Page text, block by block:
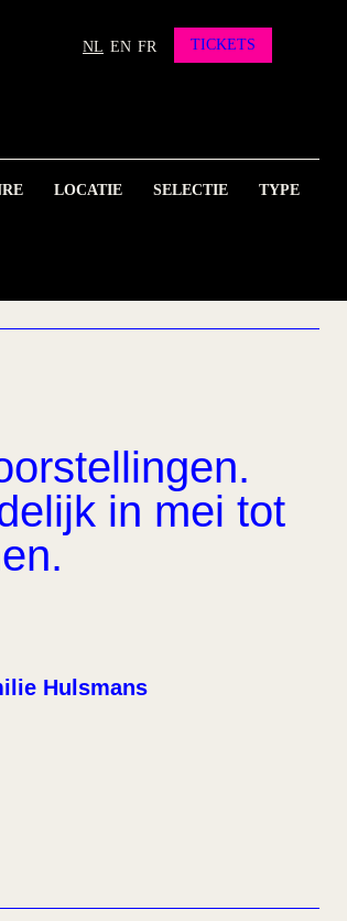
NL EN FR TICKETS
LOCATIE SELECTIE TYPE
in mei tot
Hulsmans